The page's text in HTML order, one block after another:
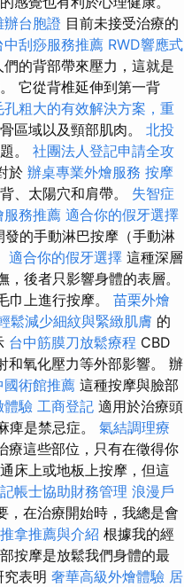
辦台胞證 目前未接受治療的
中刮痧服務推薦 RWD響應式
的背部帶來壓力，這就是
它從背椎延伸到第一背
孔粗大的有效解決方案，重
域以及頸部肌肉。 北投
。 社團法人登記申請全攻
於 辦桌專業外燴服務 按摩
、太陽穴和肩帶。 失智症
服務推薦 適合你的假牙選擇
的手動淋巴按摩（手動淋
適合你的假牙選擇 這種深層
後者只影響身體的表層。
巾上進行按摩。 苗栗外燴
鬆減少細紋與緊緻肌膚 的
台中筋膜刀放鬆療程 CBD
和氧化壓力等外部影響。 辦
國術館推薦 這種按摩與臉部
體驗 工商登記 適用於治療頭
痺是禁忌症。 氣結調理療
療這些部位，只有在徵得你
床上或地板上按摩，但這
帳士協助財務管理 浪漫戶
，在治療開始時，我總是會
推拿推薦與介紹 根據我的經
按摩是放鬆我們身體的最
究表明 奢華高級外燴體驗 居